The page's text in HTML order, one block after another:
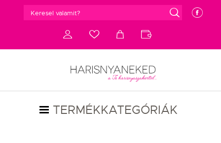
e g
d c a b
TERMÉKKATEGÓRIÁK